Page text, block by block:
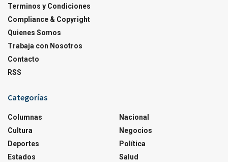
Terminos y Condiciones
Compliance & Copyright
Quienes Somos
Trabaja con Nosotros
Contacto
RSS
Categorías
Columnas
Cultura
Deportes
Estados
Nacional
Negocios
Política
Salud